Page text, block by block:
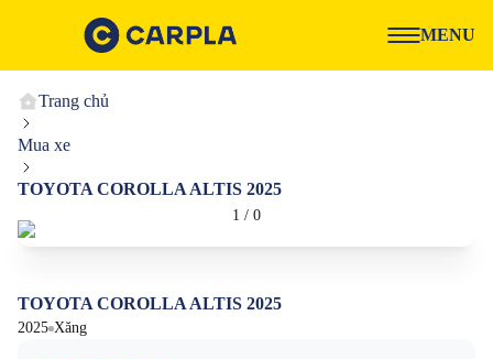
MENU
Trang chủ
Mua xe
TOYOTA COROLLA ALTIS 2025
1 / 0
TOYOTA COROLLA ALTIS 2025
2025 Xăng